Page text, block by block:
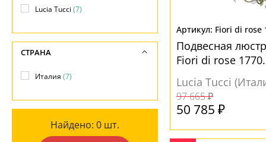
Fiori di rose
Подвесная
Fiori di rose
Lucia Tucci
97 665 ₽
50 785 ₽
Вверх (4)
МАТЕРИАЛ
Без плафона
ЦВЕТ ПЛАФОНОВ
Керамика (2)
Lucia Tucci (7)
СТРАНА
Италия (7)
Найдено: 0 шт.